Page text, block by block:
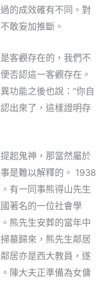
的成效確有不同。對
敢妄加推斷。
客觀存在的，我們不
否認這一客觀存在。
功能之後也說：“你自
出來了，這樣證明存
起鬼神，那當然屬於
是難以解釋的。 1938
有一同事熊得山先生
著名的一位社會學
熊先生安葬的當年中
墓歸來，熊先生鄰居
居亦是西大教員，遂
陳大夫正準備為女傭